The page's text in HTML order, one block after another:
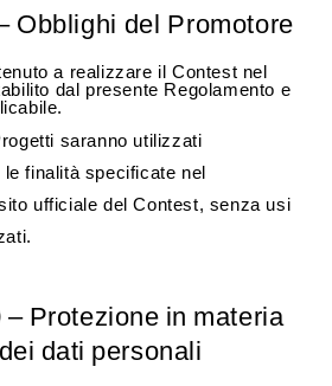
Obblighi del Promotore
a realizzare il Contest nel
dal presente Regolamento e
saranno utilizzati
finalità specificate nel
ufficiale del Contest, senza usi
– Protezione in materia
dei dati personali